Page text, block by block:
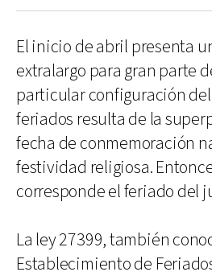
El inicio de abril presenta
extralargo para gran parte
particular configuración
feriados resulta de la
fecha de conmemoración
festividad religiosa.
corresponde el feriado del
La ley 27399, también
Establecimiento de